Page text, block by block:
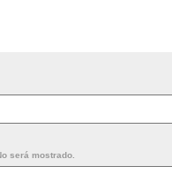
será mostrado.